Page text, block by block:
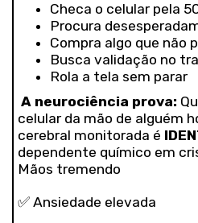
Checa o celular pela
Procura
Compra algo que não
Busca validação no
Rola a tela sem parar
A neurociência prova:
celular da mão de alguém
cerebral monitorada é
dependente químico em
Mãos tremendo
✅ Ansiedade elevada